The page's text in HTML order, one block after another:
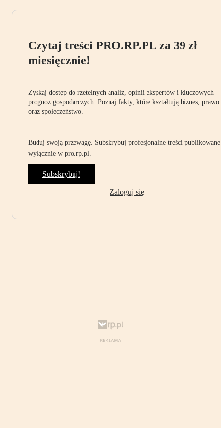
Czytaj treści PRO.RP.PL za 39 zł
miesięcznie!
Zyskaj dostęp do rzetelnych analiz, opinii ekspertów i kluczowych
prognoz gospodarczych. Poznaj fakty, które kształtują biznes, prawo
oraz społeczeństwo.
Buduj swoją przewagę. Subskrybuj profesjonalne treści publikowane
wyłącznie w pro.rp.pl.
Subskrybuj!
Zaloguj się